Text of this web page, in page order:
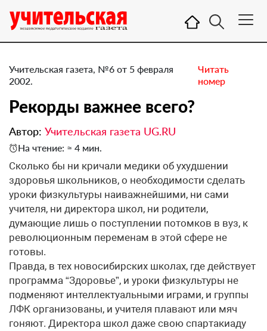
Учительская газета, №6 от 5 февраля
2002.
Читать
номер
Рекорды важнее всего?
Автор: Учительская газета UG.RU
На чтение: ≈ 4 мин.
Сколько бы ни кричали медики об ухудшении
здоровья школьников, о необходимости сделать
уроки физкультуры наиважнейшими, ни сами
учителя, ни директора школ, ни родители,
думающие лишь о поступлении потомков в вуз, к
революционным переменам в этой сфере не
готовы.
Правда, в тех новосибирских школах, где действует
программа “Здоровье”, и уроки физкультуры не
подменяют интеллектуальными играми, и группы
ЛФК организованы, и учителя плавают или мяч
гоняют. Директора школ даже свою спартакиаду